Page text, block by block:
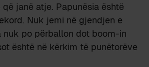
janë atje. Papunësia është
Nuk jemi në gjendjen e
nuk po përballon dot boom-in
është në kërkim të punëtorëve